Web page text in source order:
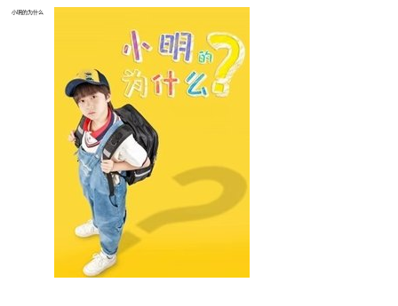
小明的为什么